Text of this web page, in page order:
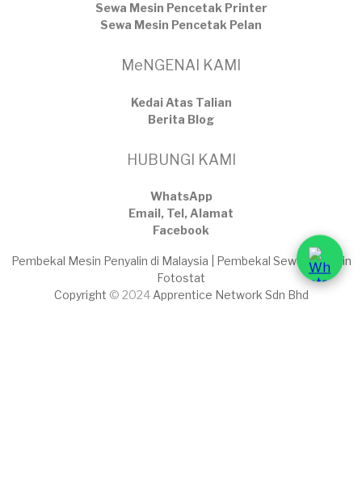
Sewa Mesin Pencetak Printer
Sewa Mesin Pencetak Pelan
MeNGENAI KAMI
Kedai Atas Talian
​Berita Blog
HUBUNGI KAMI
WhatsApp
Email, Tel, Alamat
Facebook
Pembekal Mesin Penyalin di Malaysia | Pembekal Sewaan Mesin
Fotostat
Copyright © 2024 Apprentice Network Sdn Bhd